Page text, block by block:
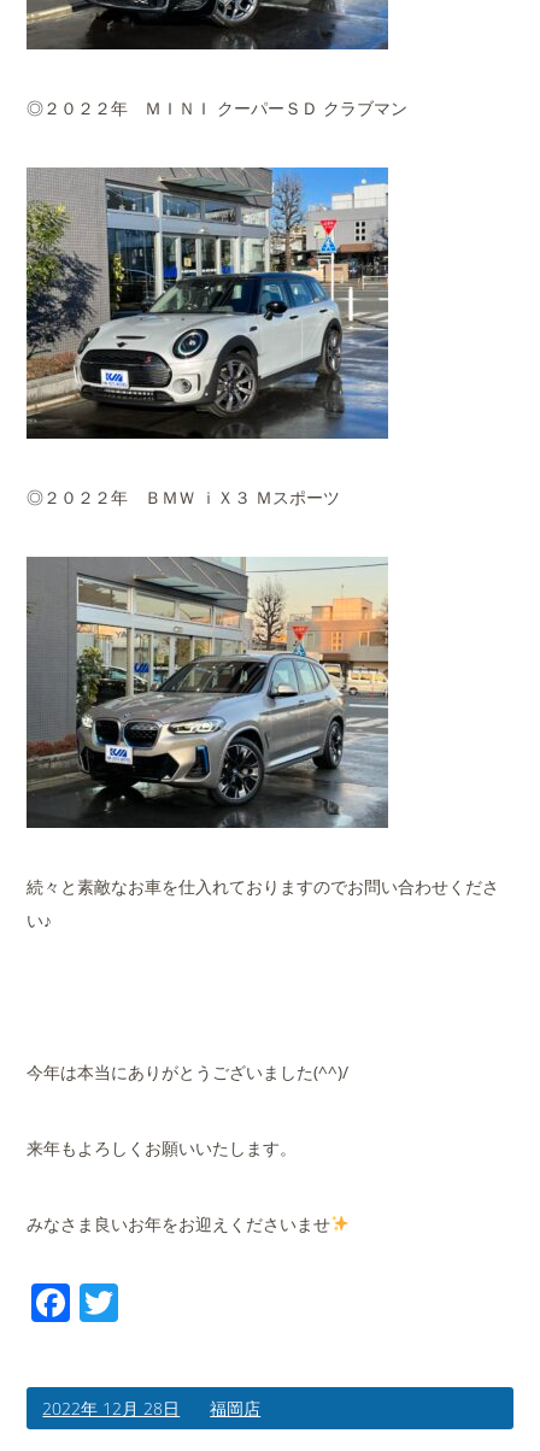
◎２０２２年 ＭＩＮＩ クーパーＳＤ クラブマン
◎２０２２年 ＢＭＷ ｉＸ３ Ｍスポーツ
続々と素敵なお車を仕入れておりますのでお問い合わせくださ
い♪
今年は本当にありがとうございました(^^)/
来年もよろしくお願いいたします。
みなさま良いお年をお迎えくださいませ
Facebook
2022年 12月 28日 福岡店